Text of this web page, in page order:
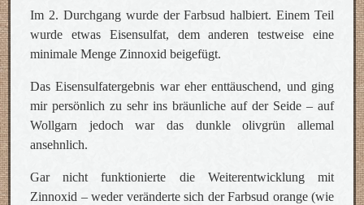
Im 2. Durchgang wurde der Farbsud halbiert. Einem Teil
wurde etwas Eisensulfat, dem anderen testweise eine
minimale Menge Zinnoxid beigefügt.
Das Eisensulfatergebnis war eher enttäuschend, und ging
mir persönlich zu sehr ins bräunliche auf der Seide – auf
Wollgarn jedoch war das dunkle olivgrün allemal
ansehnlich.
Gar nicht funktionierte die Weiterentwicklung mit
Zinnoxid – weder veränderte sich der Farbsud orange (wie